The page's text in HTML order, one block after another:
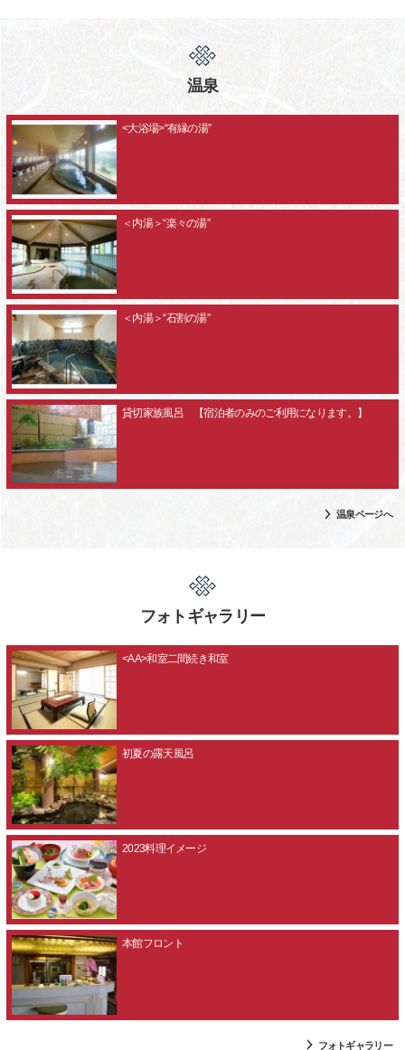
温泉
<大浴場>“有縁の湯”
＜内湯＞“楽々の湯”
＜内湯＞“石割の湯”
貸切家族風呂 【宿泊者のみのご利用になります。】
温泉ページへ
フォトギャラリー
<AA>和室二間続き和室
初夏の露天風呂
2023料理イメージ
本館フロント
フォトギャラリー